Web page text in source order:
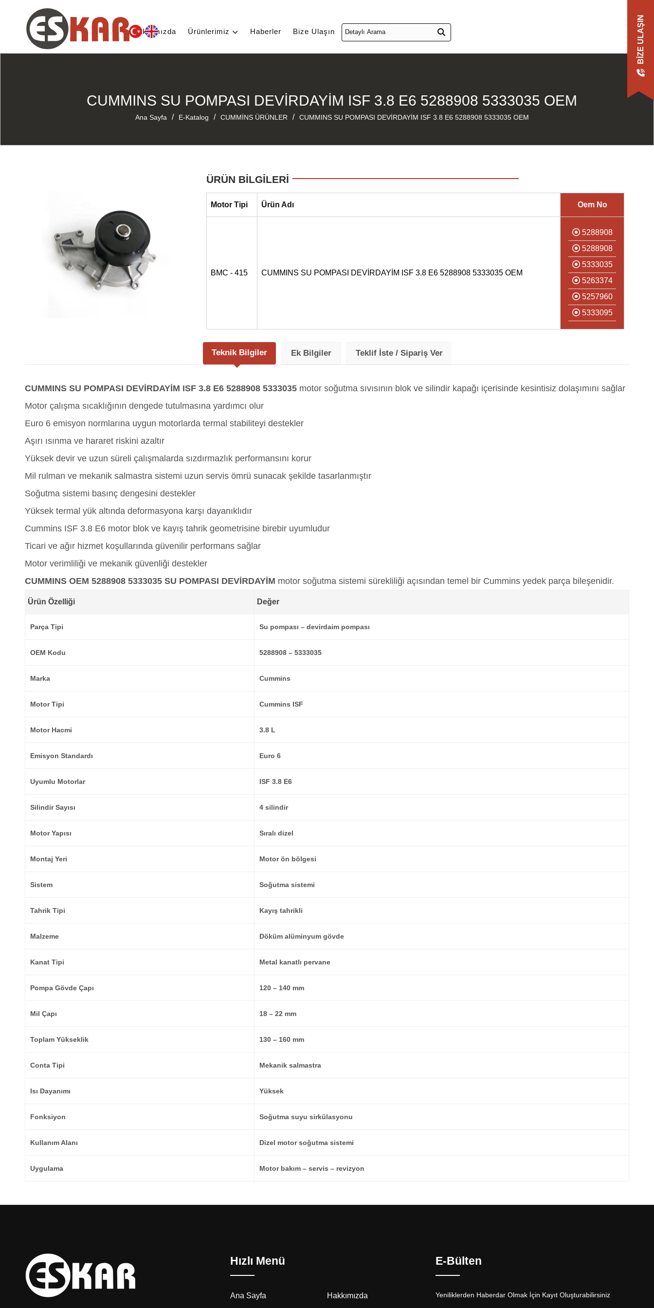
Hakkımızda Ürünlerimiz Haberler Bize Ulaşın BIZE ULAŞIN
CUMMINS SU POMPASI DEVİRDAYİM ISF 3.8 E6 5288908 5333035 OEM
Ana Sayfa / E-Katalog / CUMMİNS ÜRÜNLER / CUMMINS SU POMPASI DEVİRDAYİM ISF 3.8 E6 5288908 5333035 OEM
ÜRÜN BİLGİLERİ
Motor Tipi Ürün Adı Oem No
BMC - 415 CUMMINS SU POMPASI DEVİRDAYİM ISF 3.8 E6 5288908 5333035 OEM
5288908
5288908
5333035
5263374
5257960
5333095
Teknik Bilgiler Ek Bilgiler Teklif İste / Sipariş Ver
CUMMINS SU POMPASI DEVİRDAYİM ISF 3.8 E6 5288908 5333035 motor soğutma sıvısının blok ve silindir kapağı içerisinde kesintisiz dolaşımını sağlar
Motor çalışma sıcaklığının dengede tutulmasına yardımcı olur
Euro 6 emisyon normlarına uygun motorlarda termal stabiliteyi destekler
Aşırı ısınma ve hararet riskini azaltır
Yüksek devir ve uzun süreli çalışmalarda sızdırmazlık performansını korur
Mil rulman ve mekanik salmastra sistemi uzun servis ömrü sunacak şekilde tasarlanmıştır
Soğutma sistemi basınç dengesini destekler
Yüksek termal yük altında deformasyona karşı dayanıklıdır
Cummins ISF 3.8 E6 motor blok ve kayış tahrik geometrisine birebir uyumludur
Ticari ve ağır hizmet koşullarında güvenilir performans sağlar
Motor verimliliği ve mekanik güvenliği destekler
CUMMINS OEM 5288908 5333035 SU POMPASI DEVİRDAYİM motor soğutma sistemi sürekliliği açısından temel bir Cummins yedek parça bileşenidir.
Ürün Özelliği Değer
Parça Tipi Su pompası – devirdaim pompası
OEM Kodu 5288908 – 5333035
Marka Cummins
Motor Tipi Cummins ISF
Motor Hacmi 3.8 L
Emisyon Standardı Euro 6
Uyumlu Motorlar ISF 3.8 E6
Silindir Sayısı 4 silindir
Motor Yapısı Sıralı dizel
Montaj Yeri Motor ön bölgesi
Sistem Soğutma sistemi
Tahrik Tipi Kayış tahrikli
Malzeme Döküm alüminyum gövde
Kanat Tipi Metal kanatlı pervane
Pompa Gövde Çapı 120 – 140 mm
Mil Çapı 18 – 22 mm
Toplam Yükseklik 130 – 160 mm
Conta Tipi Mekanik salmastra
Isı Dayanımı Yüksek
Fonksiyon Soğutma suyu sirkülasyonu
Kullanım Alanı Dizel motor soğutma sistemi
Uygulama Motor bakım – servis – revizyon
Hızlı Menü
Ana Sayfa Hakkımızda
E-Bülten
Yeniliklerden Haberdar Olmak İçin Kayıt Oluşturabilirsiniz